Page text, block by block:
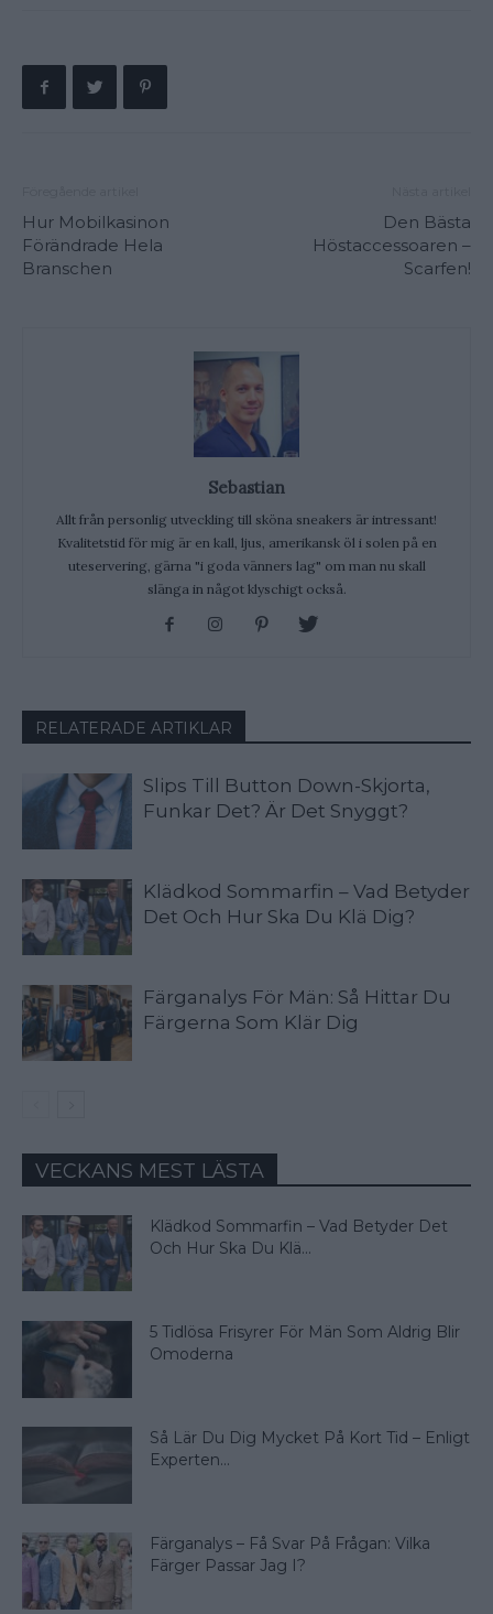
Hur Mobilkasinon
Förändrade Hela
Branschen
Den Bästa
Höstaccessoaren –
Scarfen!
Sebastian
Allt från personlig utveckling till sköna sneakers är intressant!
Kvalitetstid för mig är en kall, ljus, amerikansk öl i solen på en
uteservering, gärna "i goda vänners lag" om man nu skall
slänga in något klyschigt också.
RELATERADE ARTIKLAR
Slips Till Button Down-Skjorta,
Funkar Det? Är Det Snyggt?
Klädkod Sommarfin – Vad Betyder
Det Och Hur Ska Du Klä Dig?
Färganalys För Män: Så Hittar Du
Färgerna Som Klär Dig
VECKANS MEST LÄSTA
Klädkod Sommarfin – Vad Betyder Det
Och Hur Ska Du Klä...
5 Tidlösa Frisyrer För Män Som Aldrig Blir
Omoderna
Så Lär Du Dig Mycket På Kort Tid – Enligt
Experten...
Färganalys – Få Svar På Frågan: Vilka
Färger Passar Jag I?